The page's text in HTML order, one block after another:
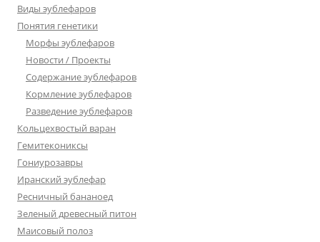
Виды эублефаров
Понятия генетики
Морфы эублефаров
Новости / Проекты
Содержание эублефаров
Кормление эублефаров
Разведение эублефаров
Кольцехвостый варан
Гемитекониксы
Гониурозавры
Иранский эублефар
Ресничный бананоед
Зеленый древесный питон
Маисовый полоз